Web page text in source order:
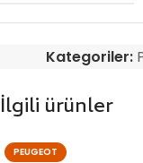
Kategoriler:
İlgili ürünler
PEUGEOT